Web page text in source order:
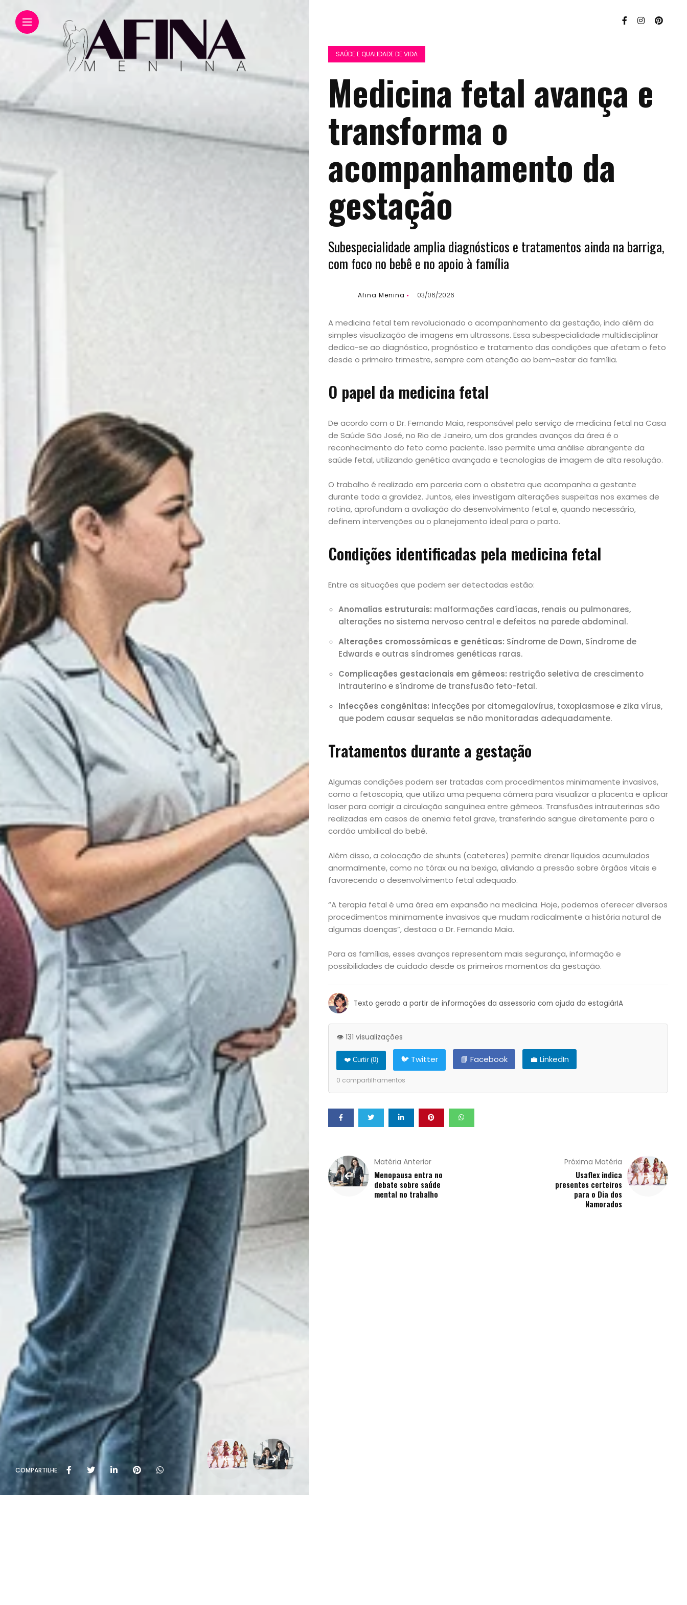
Início
Academia
Beleza
Bora
lá!
Casa
Decoração
Exclusiva
Homem
Mães
&
Filhos
Notícias
Pets
Receitas
Saúde
e
Qualidade
Vida
Sexualidade
COMPARTILHE:
SAÚDE E QUALIDADE DE VIDA
Medicina fetal avança e
transforma o
acompanhamento da
gestação
Subespecialidade amplia diagnósticos e tratamentos ainda na barriga,
com foco no bebê e no apoio à família
Afina Menina 03/06/2026
A medicina fetal tem revolucionado o acompanhamento da gestação, indo além da
simples visualização de imagens em ultrassons. Essa subespecialidade multidisciplinar
dedica-se ao diagnóstico, prognóstico e tratamento das condições que afetam o feto
desde o primeiro trimestre, sempre com atenção ao bem-estar da família.
O papel da medicina fetal
De acordo com o Dr. Fernando Maia, responsável pelo serviço de medicina fetal na Casa
de Saúde São José, no Rio de Janeiro, um dos grandes avanços da área é o
reconhecimento do feto como paciente. Isso permite uma análise abrangente da
saúde fetal, utilizando genética avançada e tecnologias de imagem de alta resolução.
O trabalho é realizado em parceria com o obstetra que acompanha a gestante
durante toda a gravidez. Juntos, eles investigam alterações suspeitas nos exames de
rotina, aprofundam a avaliação do desenvolvimento fetal e, quando necessário,
definem intervenções ou o planejamento ideal para o parto.
Condições identificadas pela medicina fetal
Entre as situações que podem ser detectadas estão:
Anomalias estruturais: malformações cardíacas, renais ou pulmonares,
alterações no sistema nervoso central e defeitos na parede abdominal.
Alterações cromossômicas e genéticas: Síndrome de Down, Síndrome de
Edwards e outras síndromes genéticas raras.
Complicações gestacionais em gêmeos: restrição seletiva de crescimento
intrauterino e síndrome de transfusão feto-fetal.
Infecções congênitas: infecções por citomegalovírus, toxoplasmose e zika vírus,
que podem causar sequelas se não monitoradas adequadamente.
Tratamentos durante a gestação
Algumas condições podem ser tratadas com procedimentos minimamente invasivos,
como a fetoscopia, que utiliza uma pequena câmera para visualizar a placenta e aplicar
laser para corrigir a circulação sanguínea entre gêmeos. Transfusões intrauterinas são
realizadas em casos de anemia fetal grave, transferindo sangue diretamente para o
cordão umbilical do bebê.
Além disso, a colocação de shunts (cateteres) permite drenar líquidos acumulados
anormalmente, como no tórax ou na bexiga, aliviando a pressão sobre órgãos vitais e
favorecendo o desenvolvimento fetal adequado.
“A terapia fetal é uma área em expansão na medicina. Hoje, podemos oferecer diversos
procedimentos minimamente invasivos que mudam radicalmente a história natural de
algumas doenças”, destaca o Dr. Fernando Maia.
Para as famílias, esses avanços representam mais segurança, informação e
possibilidades de cuidado desde os primeiros momentos da gestação.
Texto gerado a partir de informações da assessoria com ajuda da estagiárIA
👁️ 131 visualizações
❤️ Curtir (0) 🐦 Twitter 📘 Facebook 💼 LinkedIn
0 compartilhamentos
Matéria Anterior
Menopausa entra no
debate sobre saúde
mental no trabalho
Próxima Matéria
Usaflex indica
presentes certeiros
para o Dia dos
Namorados